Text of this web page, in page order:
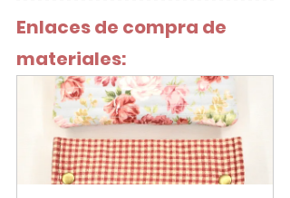
Enlaces de compra de
materiales: